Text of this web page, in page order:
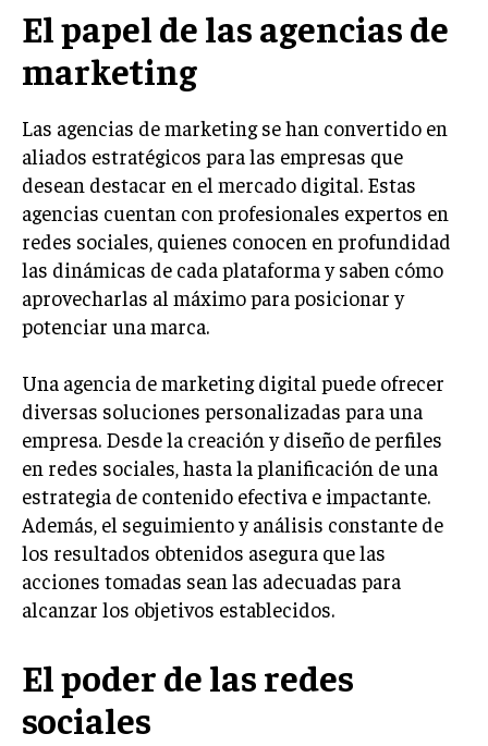
AGENCIAS DE MARKETING
AGENCIAS DE POSICIONAMIENTO WEB SEO
VENTA DE ENLACES
MARKETING DIGITAL
PUBLICIDAD
VENTAS Y PERSUASIÓN
GESTIÓN DE PRODUCTOS
COMUNICACIÓN CORPORATIVA
INVESTIGACIÓN DE MERCADO
ANÁLISIS DE COMPETENCIA
GESTIÓN DE CLIENTES
EMPRENDIMIENTO
INNOVACIÓN EMPRESARIAL
GESTIÓN DEL CAMBIO
HABILIDADES DIRECTIVAS
EMPRENDIMIENTO
El papel de las agencias de
marketing
Las agencias de marketing se han convertido en
aliados estratégicos para las empresas que
desean destacar en el mercado digital. Estas
agencias cuentan con profesionales expertos en
redes sociales, quienes conocen en profundidad
las dinámicas de cada plataforma y saben cómo
aprovecharlas al máximo para posicionar y
potenciar una marca.
Una agencia de marketing digital puede ofrecer
diversas soluciones personalizadas para una
empresa. Desde la creación y diseño de perfiles
en redes sociales, hasta la planificación de una
estrategia de contenido efectiva e impactante.
Además, el seguimiento y análisis constante de
los resultados obtenidos asegura que las
acciones tomadas sean las adecuadas para
alcanzar los objetivos establecidos.
El poder de las redes
sociales